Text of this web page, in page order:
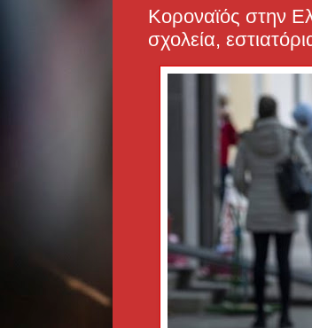
Κοροναϊός στην
σχολεία,